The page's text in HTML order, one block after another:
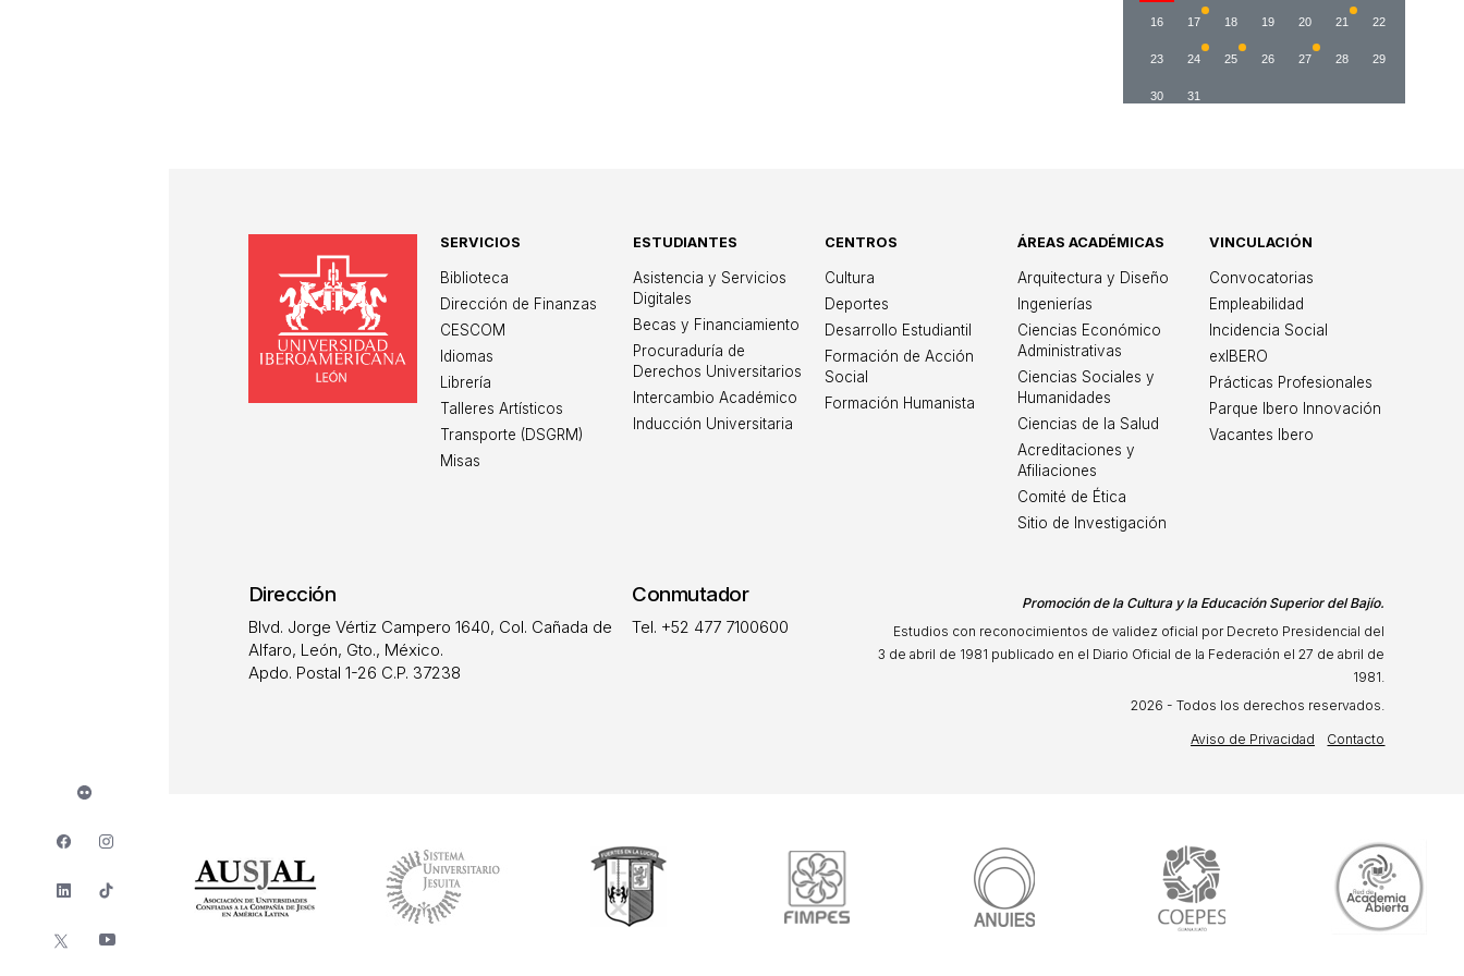
16 17 18 19 20 21 22
23 24 25 26 27 28 29
30 31
Universidad Iberoamericana León
SERVICIOS
Biblioteca
Dirección de Finanzas
CESCOM
Idiomas
Librería
Talleres Artísticos
Transporte (DSGRM)
Misas
ESTUDIANTES
Asistencia y Servicios
Digitales
Becas y Financiamiento
Procuraduría de
Derechos Universitarios
Intercambio Académico
Inducción Universitaria
CENTROS
Cultura
Deportes
Desarrollo Estudiantil
Formación de Acción
Social
Formación Humanista
ÁREAS ACADÉMICAS
Arquitectura y Diseño
Ingenierías
Ciencias Económico
Administrativas
Ciencias Sociales y
Humanidades
Ciencias de la Salud
Acreditaciones y
Afiliaciones
Comité de Ética
Sitio de Investigación
VINCULACIÓN
Convocatorias
Empleabilidad
Incidencia Social
exIBERO
Prácticas Profesionales
Parque Ibero Innovación
Vacantes Ibero
Dirección
Blvd. Jorge Vértiz Campero 1640, Col. Cañada de
Alfaro, León, Gto., México.
Apdo. Postal 1-26 C.P. 37238
Conmutador
Tel. +52 477 7100600
Promoción de la Cultura y la Educación Superior del Bajío.
Estudios con reconocimientos de validez oficial por Decreto Presidencial del
3 de abril de 1981 publicado en el Diario Oficial de la Federación el 27 de abril de
1981.
2026 - Todos los derechos reservados.
Aviso de Privacidad Contacto